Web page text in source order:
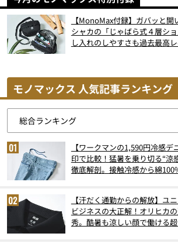
【MonoMax付録】ガバッと開
シャカの「じゃばら式４層シ
し入れのしやすさも過去最高
モノマックス 人気記事ランキング
【ワークマンの1,590円冷感
印で比較！猛暑を乗り切る“涼
徹底解剖。接触冷感から綿
【汗だく通勤からの解放】ユ
ビジネスの大正解！オリヒカ
秀。酷暑も涼しい顔で働ける